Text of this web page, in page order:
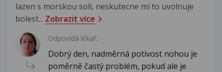
lazen s morskou soli, neskutecne mi to uvolnuje
bolest... Zobrazit více
Odpovídá lékař:
Dobrý den, nadměrná potivost nohou je
poměrně častý problém, pokud ale je